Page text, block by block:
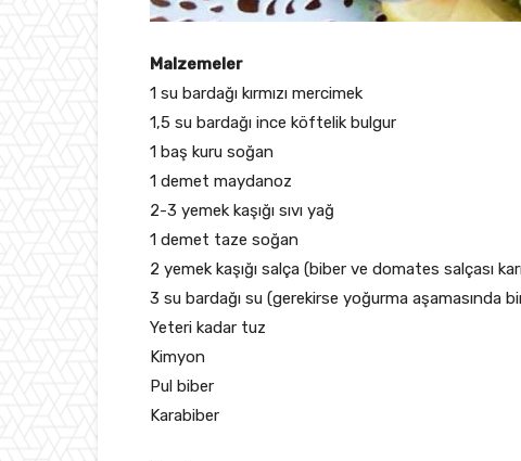
Malzemeler
1 su bardağı kırmızı mercimek
1,5 su bardağı ince köftelik bulgur
1 baş kuru soğan
1 demet maydanoz
2-3 yemek kaşığı sıvı yağ
1 demet taze soğan
2 yemek kaşığı salça (biber ve domates salçası
3 su bardağı su (gerekirse yoğurma aşamasında
Yeteri kadar tuz
Kimyon
Pul biber
Karabiber